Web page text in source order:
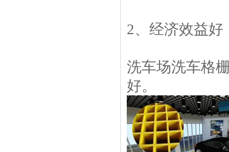
2、经济效益好
洗车场洗车格
好。